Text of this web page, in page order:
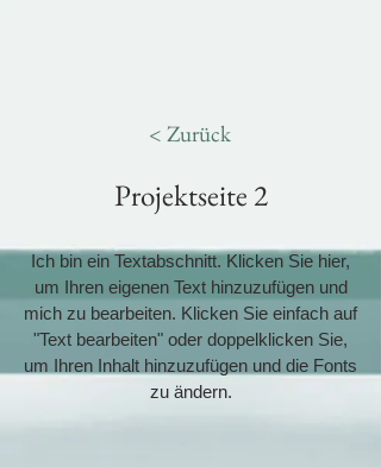
< Zurück
Projektseite 2
Ich bin ein Textabschnitt. Klicken Sie hier,
um Ihren eigenen Text hinzuzufügen und
mich zu bearbeiten. Klicken Sie einfach auf
"Text bearbeiten" oder doppelklicken Sie,
um Ihren Inhalt hinzuzufügen und die Fonts
zu ändern.